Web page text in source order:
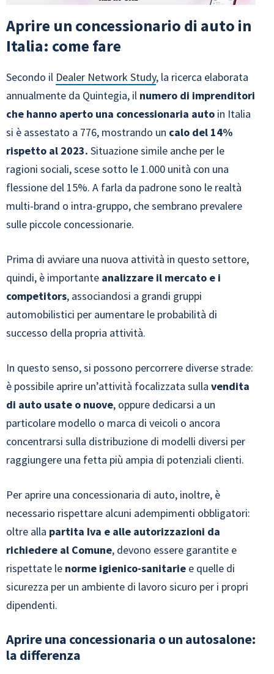
Aprire un concessionario di auto in
Italia: come fare
Secondo il Dealer Network Study, la ricerca elaborata
annualmente da Quintegia, il numero di imprenditori
che hanno aperto una concessionaria auto in Italia
si è assestato a 776, mostrando un calo del 14%
rispetto al 2023. Situazione simile anche per le
ragioni sociali, scese sotto le 1.000 unità con una
flessione del 15%. A farla da padrone sono le realtà
multi-brand o intra-gruppo, che sembrano prevalere
sulle piccole concessionarie.
Prima di avviare una nuova attività in questo settore,
quindi, è importante analizzare il mercato e i
competitors, associandosi a grandi gruppi
automobilistici per aumentare le probabilità di
successo della propria attività.
In questo senso, si possono percorrere diverse strade:
è possibile aprire un’attività focalizzata sulla vendita
di auto usate o nuove, oppure dedicarsi a un
particolare modello o marca di veicoli o ancora
concentrarsi sulla distribuzione di modelli diversi per
raggiungere una fetta più ampia di potenziali clienti.
Per aprire una concessionaria di auto, inoltre, è
necessario rispettare alcuni adempimenti obbligatori:
oltre alla partita Iva e alle autorizzazioni da
richiedere al Comune, devono essere garantite e
rispettate le norme igienico-sanitarie e quelle di
sicurezza per un ambiente di lavoro sicuro per i propri
dipendenti.
Aprire una concessionaria o un autosalone:
la differenza